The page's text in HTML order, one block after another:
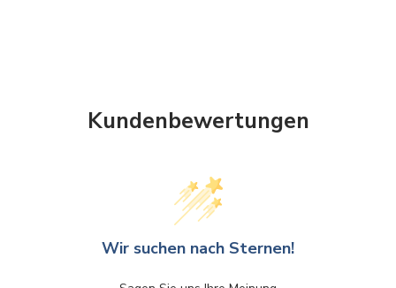
Kundenbewertungen
Wir suchen nach Sternen!